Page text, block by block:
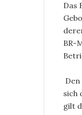
Das
BR-
sich
gilt